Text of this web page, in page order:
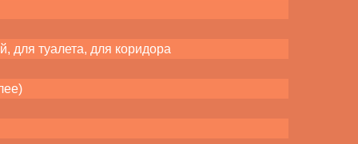
для туалета, для коридора